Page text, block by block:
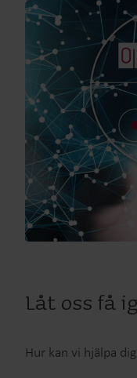
Låt oss få
Hur kan vi hjälpa